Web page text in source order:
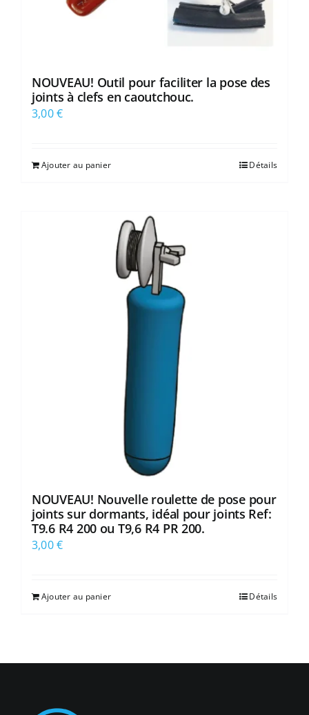
NOUVEAU! Outil pour faciliter la pose des
joints à clefs en caoutchouc.
3,00€
Ajouter au panier Détails
NOUVEAU! Nouvelle roulette de pose pour
joints sur dormants, idéal pour joints Ref:
T9.6 R4 200 ou T9,6 R4 PR 200.
3,00€
Ajouter au panier Détails